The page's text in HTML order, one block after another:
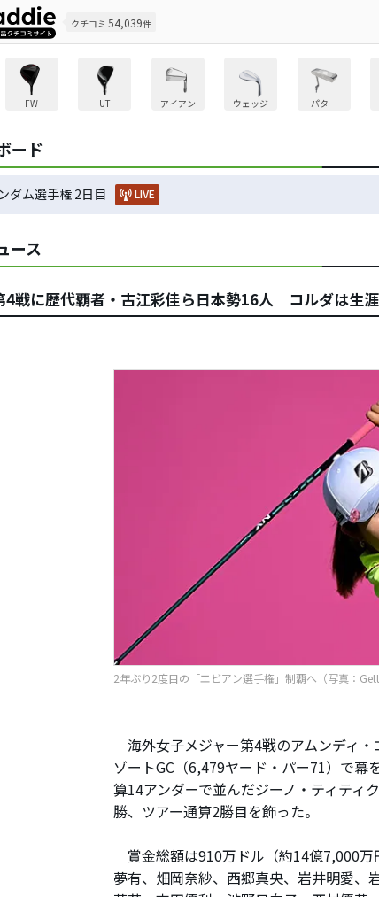
クチコミ 54,039件
FW UT アイアン ウェッジ パター
ード
ダム選手権 2日目 LIVE
ース
4戦に歴代覇者・古江彩佳ら日本勢16人 コルダは生
2年ぶり2度目の「エビアン選手権」制覇へ（写真：
海外女子メジャー第4戦のアムンディ
ゾートGC（6,479ヤード・パー71）で
算14アンダーで並んだジーノ・ティティ
勝、ツアー通算2勝目を飾った。
賞金総額は910万ドル（約14億7,000
夢有、畑岡奈紗、西郷真央、岩井明愛、